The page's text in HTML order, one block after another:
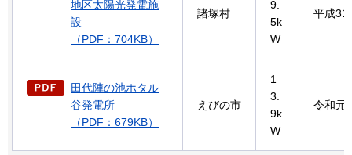
地区太陽光発電施
設
（PDF：704KB）
諸塚村
9.
5k
W
平成31
田代陣の池ホタル
谷発電所
（PDF：679KB）
えびの市
1
3.
9k
W
令和元